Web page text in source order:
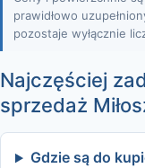
prawidłowo
pozostaje wyłącznie
Najczęściej
sprzedaż
Gdzie są do